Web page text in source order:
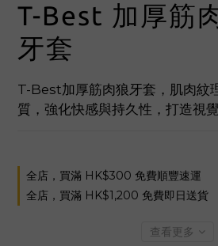
買滿 $1,200 正價貨品減 $120
$900 正價貨品減 $80！
T-Best 加厚筋
牙套
T-Best加厚筋肉狼牙套，肌肉紋
質，強化快感與持久性，打造視
全店，買滿 HK$300 免費順豐速運
全店，買滿 HK$1,200 免費即日送貨
查看更多